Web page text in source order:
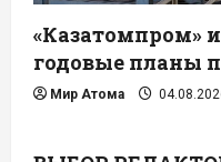
«Казатомпром»
годовые планы
Мир Атома